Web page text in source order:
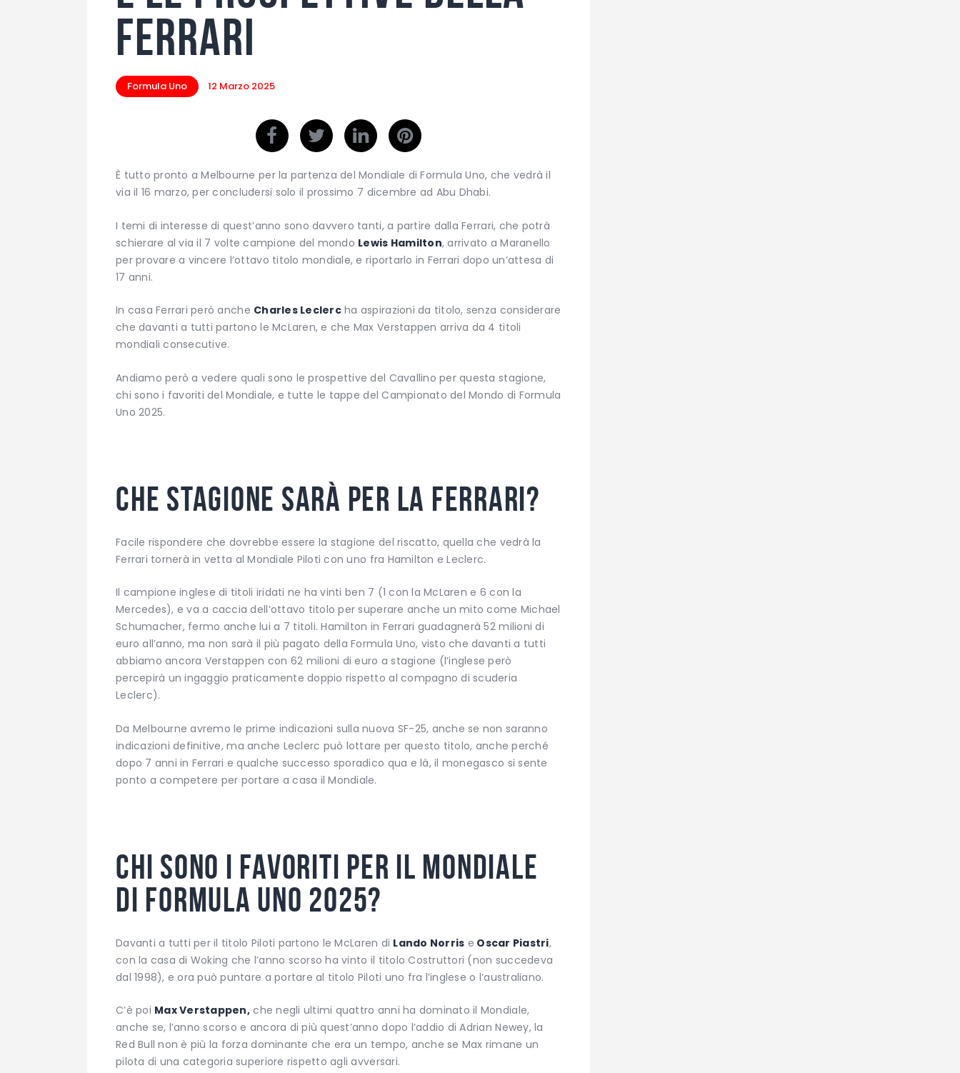
Ferrari
Formula Uno 12 Marzo 2025
È tutto pronto a Melbourne per la partenza del Mondiale di Formula Uno, che vedrà il
via il 16 marzo, per concludersi solo il prossimo 7 dicembre ad Abu Dhabi.
I temi di interesse di quest’anno sono davvero tanti, a partire dalla Ferrari, che potrà
schierare al via il 7 volte campione del mondo Lewis Hamilton, arrivato a Maranello
per provare a vincere l’ottavo titolo mondiale, e riportarlo in Ferrari dopo un’attesa di
17 anni.
In casa Ferrari però anche Charles Leclercha aspirazioni da titolo, senza considerare
che davanti a tutti partono le McLaren, e che Max Verstappen arriva da 4 titoli
mondiali consecutive.
Andiamo però a vedere quali sono le prospettive del Cavallino per questa stagione,
chi sono i favoriti del Mondiale, e tutte le tappe del Campionato del Mondo di Formula
Uno 2025.
Che stagione sarà per la Ferrari?
Facile rispondere che dovrebbe essere la stagione del riscatto, quella che vedrà la
Ferrari tornerà in vetta al Mondiale Piloti con uno fra Hamilton e Leclerc.
Il campione inglese di titoli iridati ne ha vinti ben 7 (1 con la McLaren e 6 con la
Mercedes), e va a caccia dell’ottavo titolo per superare anche un mito come Michael
Schumacher, fermo anche lui a 7 titoli. Hamilton in Ferrari guadagnerà 52 milioni di
euro all’anno, ma non sarà il più pagato della Formula Uno, visto che davanti a tutti
abbiamo ancora Verstappen con 62 milioni di euro a stagione (l’inglese però
percepirà un ingaggio praticamente doppio rispetto al compagno di scuderia
Leclerc).
Da Melbourne avremo le prime indicazioni sulla nuova SF-25, anche se non saranno
indicazioni definitive, ma anche Leclerc può lottare per questo titolo, anche perché
dopo 7 anni in Ferrari e qualche successo sporadico qua e là, il monegasco si sente
ponto a competere per portare a casa il Mondiale.
Chi sono i favoriti per il Mondiale
di Formula Uno 2025?
Davanti a tutti per il titolo Piloti partono le McLaren di Lando Norris e Oscar Piastri,
con la casa di Woking che l’anno scorso ha vinto il titolo Costruttori (non succedeva
dal 1998), e ora può puntare a portare al titolo Piloti uno fra l’inglese o l’australiano.
C’è poi Max Verstappen, che negli ultimi quattro anni ha dominato il Mondiale,
anche se, l’anno scorso e ancora di più quest’anno dopo l’addio di Adrian Newey, la
Red Bull non è più la forza dominante che era un tempo, anche se Max rimane un
pilota di una categoria superiore rispetto agli avversari.